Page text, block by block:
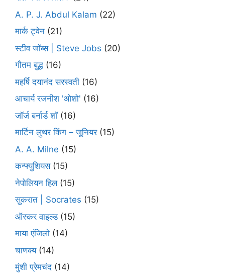
A. P. J. Abdul Kalam (22)
मार्क ट्वेन (21)
स्टीव जॉब्स | Steve Jobs (20)
गौतम बुद्ध (16)
महर्षि दयानंद सरस्वती (16)
आचार्य रजनीश 'ओशो' (16)
जॉर्ज बर्नार्ड शॉ(16)
मार्टिन लुथर किंग – जूनियर(15)
A. A. Milne (15)
कन्फ्युशियस(15)
नेपोलियन हिल(15)
सुकरात | Socrates (15)
ऑस्कर वाइल्ड(15)
माया एंजिलो (14)
चाणक्य(14)
मुंशी प्रेमचंद (14)